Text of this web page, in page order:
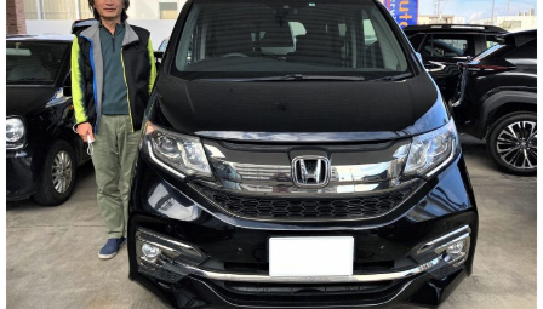
ブログ
イベント
ニュース
スタッフブログ
お客様の声
お問い合わせ